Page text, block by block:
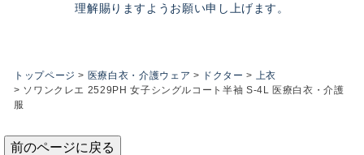
理解賜りますようお願い申し上げます。
トップページ 医療白衣・介護ウェア ドクター
上衣
ソワンクレエ 2529PH 女子シングルコート半袖 S-4L 医療白衣・介護
服
前のページに戻る